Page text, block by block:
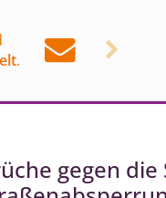
.  
gegen die